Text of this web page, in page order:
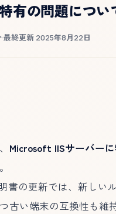
有の問題につい
·最終更新 2025年8月22日
Microsoft IISサーバー
書の更新では、新しい
古い端末の互換性も維